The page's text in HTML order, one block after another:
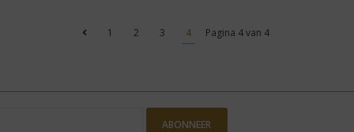
Pagina 4 van 4
1 2 3 4
ABONNEER